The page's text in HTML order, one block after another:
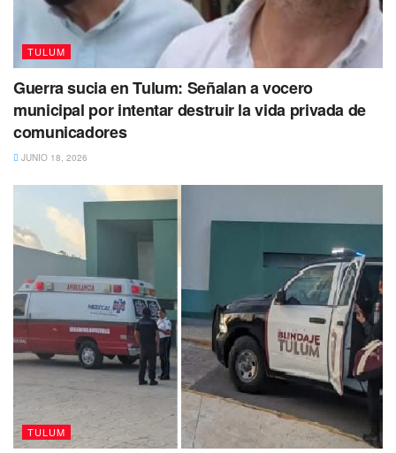
Créditos:
Jaguar Negro / Grupo Pirámide
TULUM
Guerra sucia en Tulum: Señalan a vocero
municipal por intentar destruir la vida privada de
comunicadores
JUNIO 18, 2026
TULUM